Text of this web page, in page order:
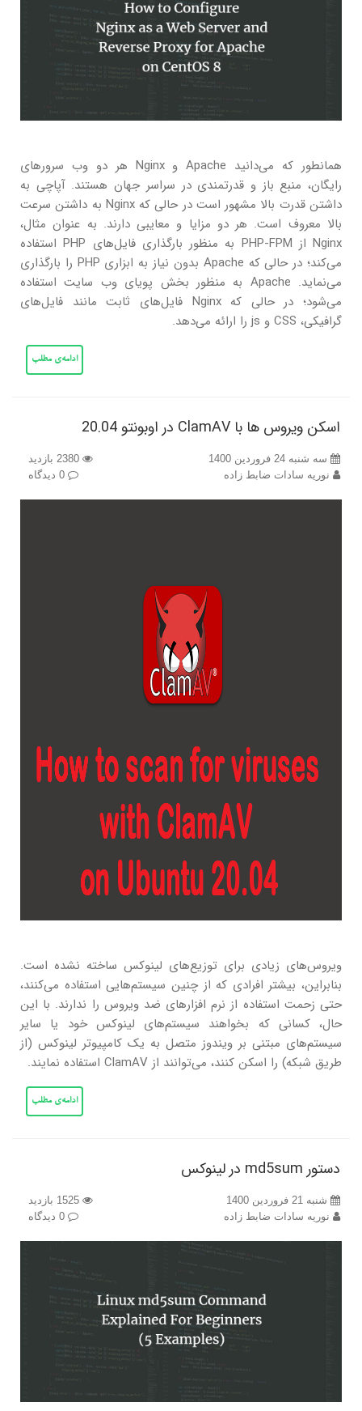
همانطور که می‌دانید Apache و Nginx هر دو وب سرورهای
رایگان، منبع باز و قدرتمندی در سراسر جهان هستند. آپاچی به
داشتن قدرت بالا مشهور است در حالی که Nginx به داشتن سرعت
بالا معروف است. هر دو مزایا و معایبی دارند. به عنوان مثال،
Nginx از PHP-FPM به منظور بارگذاری فایل‌های PHP استفاده
می‌کند؛ در حالی که Apache بدون نیاز به ابزاری PHP را بارگذاری
می‌نماید. Apache به منظور بخش پویای وب سایت استفاده
می‌شود؛ در حالی که Nginx فایل‌های ثابت مانند فایل‌های
گرافیکی، CSS و js را ارائه می‌دهد.
ادامه‌ی مطلب
اسکن ویروس ها با ClamAV در اوبونتو 20.04
سه شنبه 24 فروردین 1400
نوریه سادات ضابط زاده
ویروس‌های زیادی برای توزیع‌های لینوکس ساخته نشده است.
بنابراین، بیشتر افرادی که از چنین سیستم‌هایی استفاده می‌کنند،
حتی زحمت استفاده از نرم افزارهای ضد ویروس را ندارند. با این
حال، کسانی که بخواهند سیستم‌های لینوکس خود یا سایر
سیستم‌های مبتنی بر ویندوز متصل به یک کامپیوتر لینوکس (از
طریق شبکه) را اسکن کنند، می‌توانند از ClamAV استفاده نمایند.
ادامه‌ی مطلب
دستور md5sum در لینوکس
شنبه 21 فروردین 1400
نوریه سادات ضابط زاده